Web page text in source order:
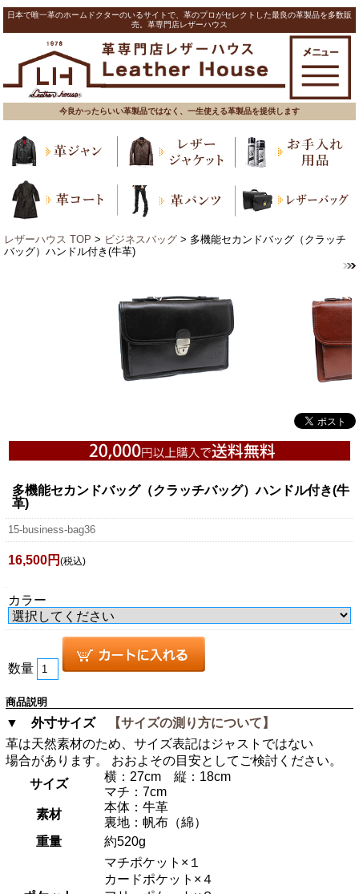
日本で唯一革のホームドクターのいるサイトで、革のプロがセレクトした最良の革製品を多数販
売。革専門店レザーハウス
今良かったらいい革製品ではなく、一生使える革製品を提供します
レザーハウス TOP > ビジネスバッグ > 多機能セカンドバッグ（クラッチ
バッグ）ハンドル付き(牛革)
多機能セカンドバッグ（クラッチバッグ）ハンドル付き(牛
革)
15-business-bag36
16,500円 (税込)
カラー
数量
商品説明
▼ 外寸サイズ
【サイズの測り方について】
革は天然素材のため、サイズ表記はジャストではない
場合があります。 おおよその目安としてご検討ください。
サイズ
横：27cm 縦：18cm
マチ：7cm
素材
本体：牛革
裏地：帆布（綿）
重量
約520g
マチポケット×１
カードポケット×４